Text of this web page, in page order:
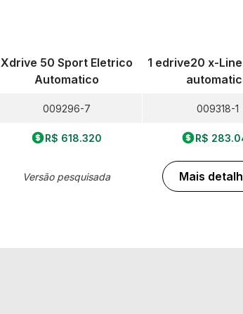
Xdrive 50 Sport Eletrico
Automatico
009296-7
R$ 618.320
Versão pesquisada
1 edrive20 x-
009318-1
R$
Mais